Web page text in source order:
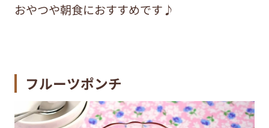
おやつや朝食におすすめです♪
フルーツポンチ